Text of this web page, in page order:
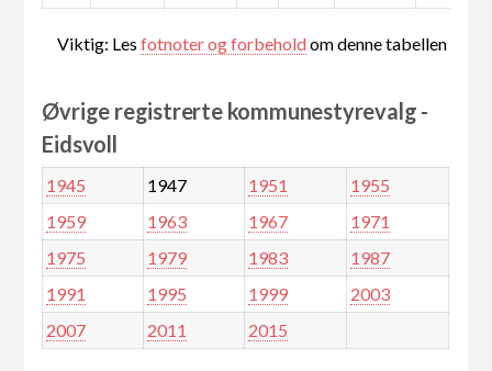
Viktig: Lesfotnoter og forbeholdom denne tabellen
Øvrige registrerte kommunestyrevalg -
Eidsvoll
1945 1947 1951
1955
1959
1963 1967
1971
1975
1979 1983
1987
1991
1995 1999
2003
2007
2011 2015